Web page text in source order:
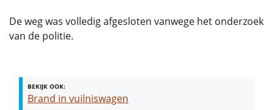
De weg was volledig afgesloten vanwege het onderzoek
van de politie.
BEKIJK OOK:
Brand in vuilniswagen